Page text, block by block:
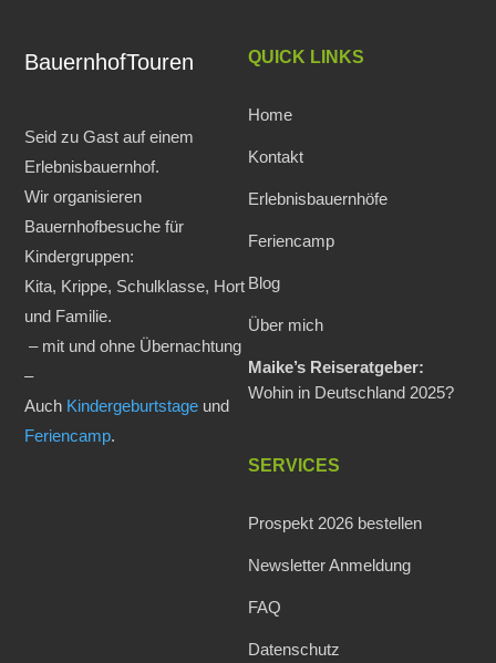
BauernhofTouren
Seid zu Gast auf einem
Erlebnisbauernhof.
Wir organisieren
Bauernhofbesuche für
Kindergruppen:
Kita, Krippe, Schulklasse, Hort
und Familie.
– mit und ohne Übernachtung
–
Auch Kindergeburtstage und
Feriencamp.
QUICK LINKS
Home
Kontakt
Erlebnisbauernhöfe
Feriencamp
Blog
Über mich
Maike’s Reiseratgeber:
Wohin in Deutschland 2025?
SERVICES
Prospekt 2026 bestellen
Newsletter Anmeldung
FAQ
Datenschutz